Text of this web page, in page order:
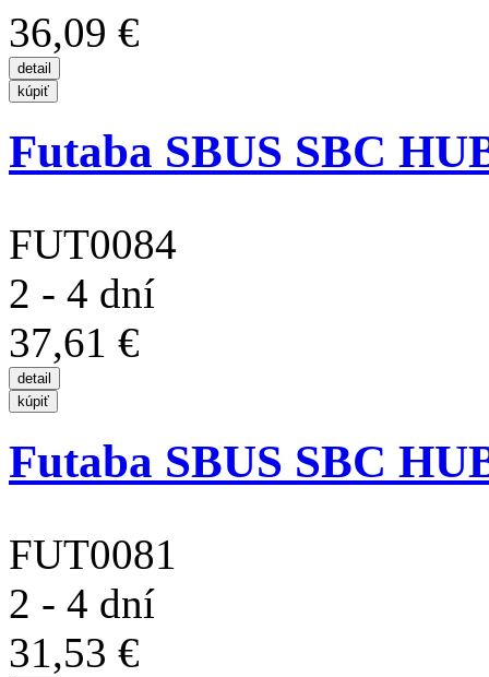
36,09 €
Futaba SBUS SBC
FUT0084
2 - 4 dní
37,61 €
Futaba SBUS SBC
FUT0081
2 - 4 dní
31,53 €